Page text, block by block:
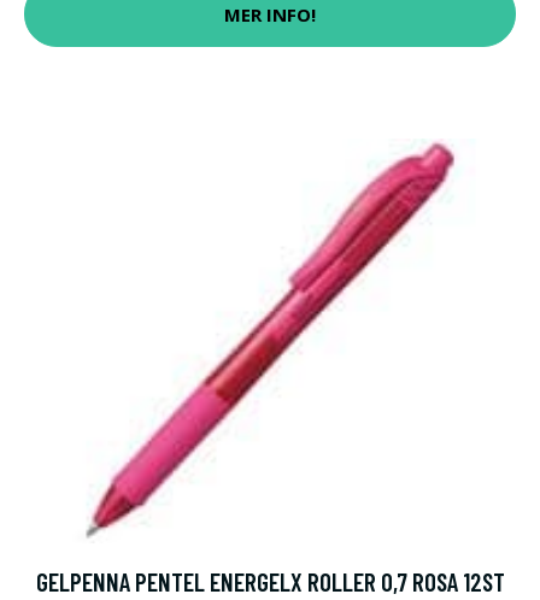
MER INFO!
GELPENNA PENTEL ENERGELX ROLLER 0,7 ROSA 12ST